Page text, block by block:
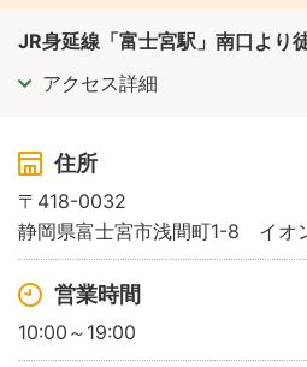
JR身延線「富士宮駅」南口より
アクセス詳細
住所
〒418-0032
静岡県富士宮市浅間町1-8 イオ
営業時間
10:00～19:00